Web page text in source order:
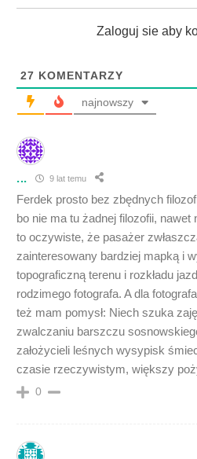
Zaloguj sie aby
27 KOMENTARZY
najnowszy
... 9 lat temu
Ferdek prosto bez zbędnych
bo nie ma tu żadnej filozofii, nawet
to oczywiste, że pasażer
zainteresowany bardziej mapką i
topograficzną terenu i rozkładu
rodzimego fotografa. A dla
też mam pomysł: Niech szuka
zwalczaniu barszczu
założycieli leśnych wysypisk
czasie rzeczywistym, większy
0